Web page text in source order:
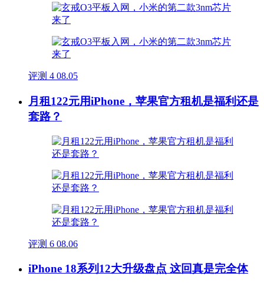
评测 4 08.05
月租122元用iPhone，苹果官方租机是福利还是
套路？
评测 6 08.06
iPhone 18系列12大升级盘点 这回真是完全体